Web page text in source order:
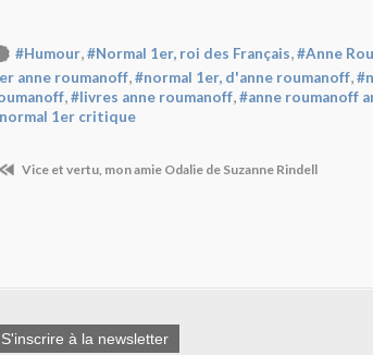
#Humour,#Normal 1er, roi des Français,#Anne
anne roumanoff,#normal 1er, d'anne roumanoff,
,#livres anne roumanoff,#anne roumanoff
1er critique
Vice et vertu, mon amie Odalie de Suzanne Rindell
S'inscrire à la newsletter